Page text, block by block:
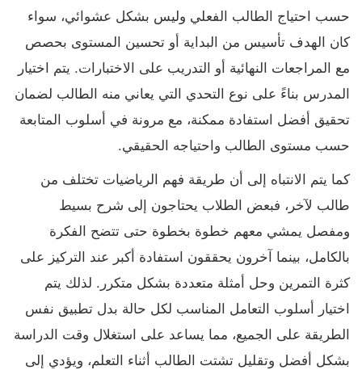
حسب احتياج الطالب الفعلي وليس بشكل عشوائي، سواء
كان الهدف تأسيس من البداية أو تحسين المستوى بحصص
مع المراجعات النهائية أو التدريب على الاختبارات. يتم اختيار
المدرس بناءً على نوع التحدي التي يعاني منه الطالب لضمان
تحقيق أفضل استفادة ممكنة، مع مرونة في أسلوب المتابعة
حسب مستوى الطالب واحتياجه الحقيقي.
كما يتم الانتباه إلى أن طريقة فهم الرياضيات تختلف من
طالب لآخر، فبعض الطلاب يحتاجون إلى شرح بسيط
ومفصل يمشي معهم خطوة بخطوة حتى تتضح الفكرة
بالكامل، بينما آخرون يحققون استفادة أكبر عند التركيز على
كثرة التمرين وحل أمثلة متعددة بشكل متكرر. لذلك يتم
اختيار أسلوب التعامل المناسب لكل حالة بدل تطبيق نفس
الطريقة على الجميع، مما يساعد على استغلال وقت الدراسة
بشكل أفضل وتقليل تشتت الطالب أثناء التعلم، ويؤدي إلى